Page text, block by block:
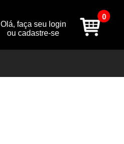
Olá, faça seu login
ou cadastre-se
0